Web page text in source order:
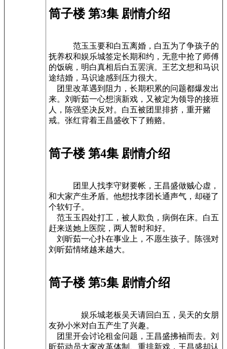
筒子楼 第3集 剧情介绍
范玉玉要和白五离婚，白五为了争孩子的
抚养权和娱乐城签定长期和约，无意中抢了师傅
的饭碗，明白真相后白五罢演。王艺文想和马识
途结婚，马识途感到压力很大。
团里改革遇到阻力，长期积累的问题都爆发出
来。刘昕茹一心想演新戏，又被定为领导的接班
人，陈强坚决反对。白五被团里排挤，重开赌
戒。张红背着王昌盛收下了贿赂。
筒子楼 第4集 剧情介绍
团里人找李守财要帐，王昌盛做贼心虚，
和大家产生矛盾。他想找李团长通声气，却碰了
个软钉子。
范玉玉四处打工，被人欺负，病倒在床。白五
赶来送她上医院，两人暂时和好。
刘昕茹一心扑在事业上，不愿生孩子。陈强对
刘昕茹情绪越来越大。
筒子楼 第5集 剧情介绍
娱乐城老板吴天请回白五，吴天的女朋
友孙小米对白五产生了兴趣。
团里开会讨论租金问题，王昌盛拂袖而去。刘
昕茹动员大家改革体制、重排新戏，王昌盛却认